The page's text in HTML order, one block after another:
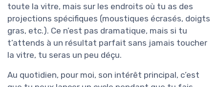
toute la vitre, mais sur les endroits où tu as des
projections spécifiques (moustiques écrasés, doigts
gras, etc.). Ce n’est pas dramatique, mais si tu
t’attends à un résultat parfait sans jamais toucher
la vitre, tu seras un peu déçu.
Au quotidien, pour moi, son intérêt principal, c’est